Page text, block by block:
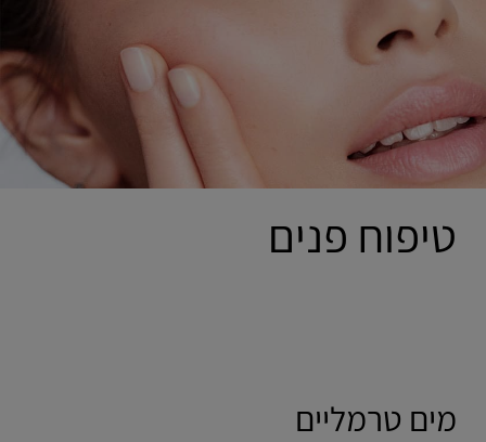
טיפוח פנים
מים טרמליים